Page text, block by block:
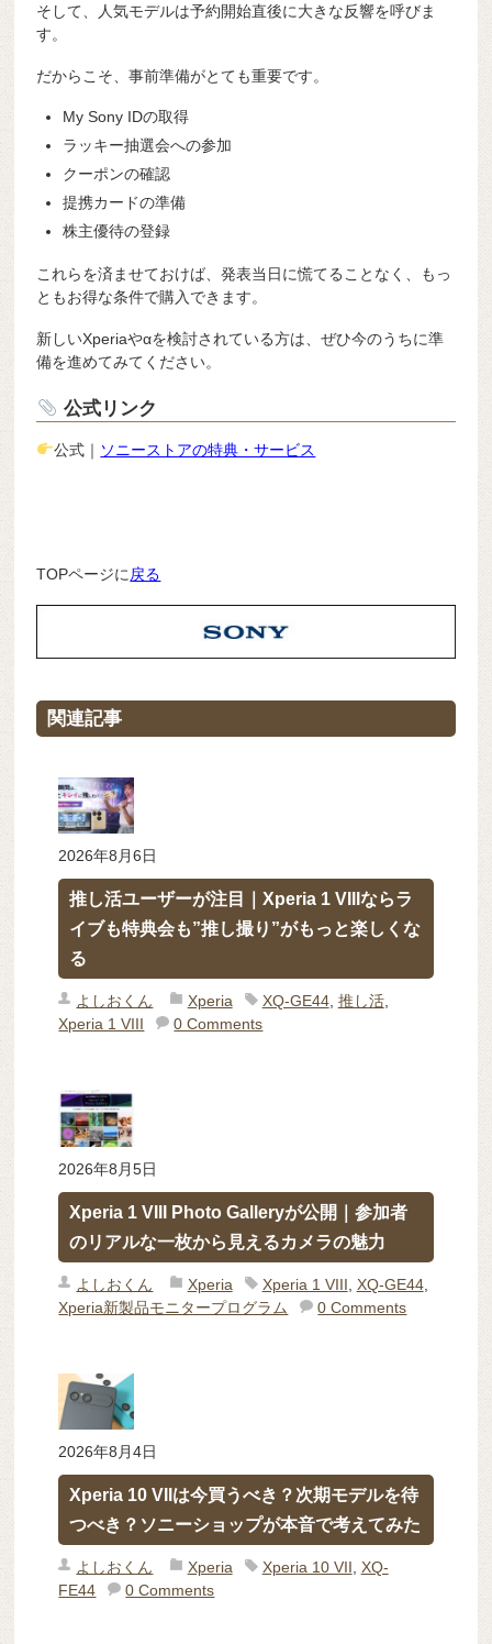
そして、人気モデルは予約開始直後に大きな反響を呼びま
す。
だからこそ、事前準備がとても重要です。
My Sony IDの取得
ラッキー抽選会への参加
クーポンの確認
提携カードの準備
株主優待の登録
これらを済ませておけば、発表当日に慌てることなく、もっ
ともお得な条件で購入できます。
新しいXperiaやαを検討されている方は、ぜひ今のうちに準
備を進めてみてください。
公式リンク
公式｜ ソニーストアの特典・サービス
TOPページに戻る
関連記事
2026年8月6日
推し活ユーザーが注目｜Xperia 1 VIIIならラ
イブも特典会も”推し撮り”がもっと楽しくな
る
よしおくん Xperia XQ-GE44, 推し活,
Xperia 1 VIII
0 Comments
2026年8月5日
Xperia 1 VIII Photo Galleryが公開｜参加者
のリアルな一枚から見えるカメラの魅力
よしおくん Xperia Xperia 1 VIII XQ-GE44,
Xperia新製品モニタープログラム
0 Comments
2026年8月4日
Xperia 10 VIIは今買うべき？次期モデルを待
つべき？ソニーショップが本音で考えてみた
よしおくん Xperia Xperia 10 VII XQ-
FE44
0 Comments